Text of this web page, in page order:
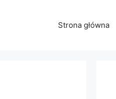
Strona główna